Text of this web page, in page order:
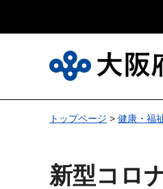
トップページ > 健康・福
新型コロ